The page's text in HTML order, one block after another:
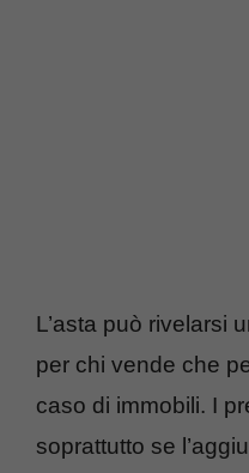
L’asta può rivelarsi
per chi vende che
caso di immobili. I
soprattutto se